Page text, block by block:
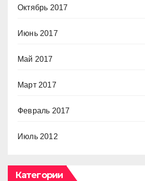
Октябрь 2017
Июнь 2017
Май 2017
Март 2017
Февраль 2017
Июль 2012
Категории